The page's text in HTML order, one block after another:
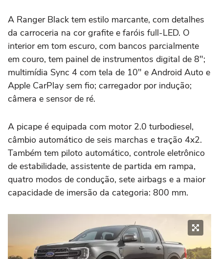
A Ranger Black tem estilo marcante, com detalhes
da carroceria na cor grafite e faróis full-LED. O
interior em tom escuro, com bancos parcialmente
em couro, tem painel de instrumentos digital de 8";
multimídia Sync 4 com tela de 10" e Android Auto e
Apple CarPlay sem fio; carregador por indução;
câmera e sensor de ré.
A picape é equipada com motor 2.0 turbodiesel,
câmbio automático de seis marchas e tração 4x2.
Também tem piloto automático, controle eletrônico
de estabilidade, assistente de partida em rampa,
quatro modos de condução, sete airbags e a maior
capacidade de imersão da categoria: 800 mm.